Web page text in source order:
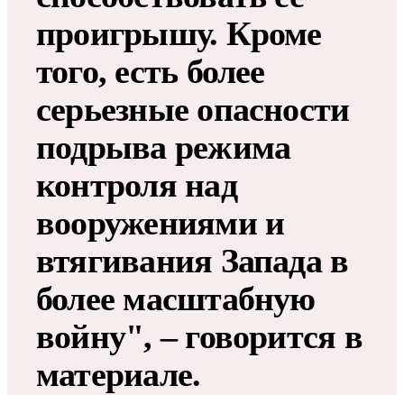
проигрышу. Кроме
того, есть более
серьезные опасности
подрыва режима
контроля над
вооружениями и
втягивания Запада в
более масштабную
войну", – говорится в
материале.